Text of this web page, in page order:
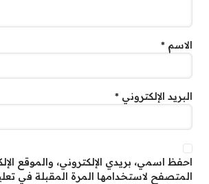
الاسم *
البريد الإلكتروني *
احفظ اسمي، بريدي الإلكتروني، والموقع
المتصفح لاستخدامها المرة المقبلة في